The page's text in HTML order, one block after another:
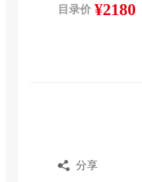
目录价 ¥2180
分享